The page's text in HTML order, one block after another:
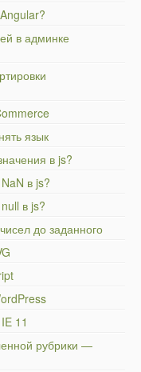
в админке
язык
в js?
в js?
в js?
до заданного
11
рубрики —